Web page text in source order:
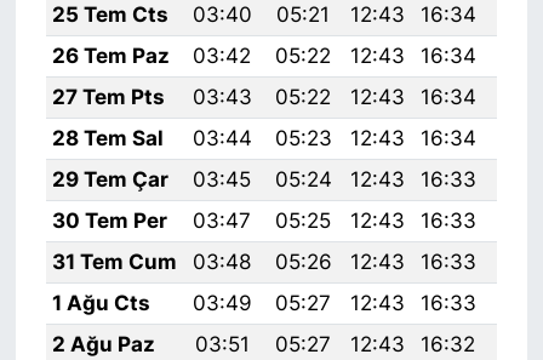
25 Tem Cts
03:40 05:21 12:43 16:34
26 Tem Paz
03:42 05:22 12:43 16:34
27 Tem Pts
03:43 05:22 12:43 16:34
28 Tem Sal
03:44 05:23 12:43 16:34
29 Tem Çar
03:45 05:24 12:43 16:33
30 Tem Per
03:47 05:25 12:43 16:33
31 Tem Cum
03:48 05:26 12:43 16:33
1 Ağu Cts
03:49 05:27 12:43 16:33
2 Ağu Paz
03:51 05:27 12:43 16:32